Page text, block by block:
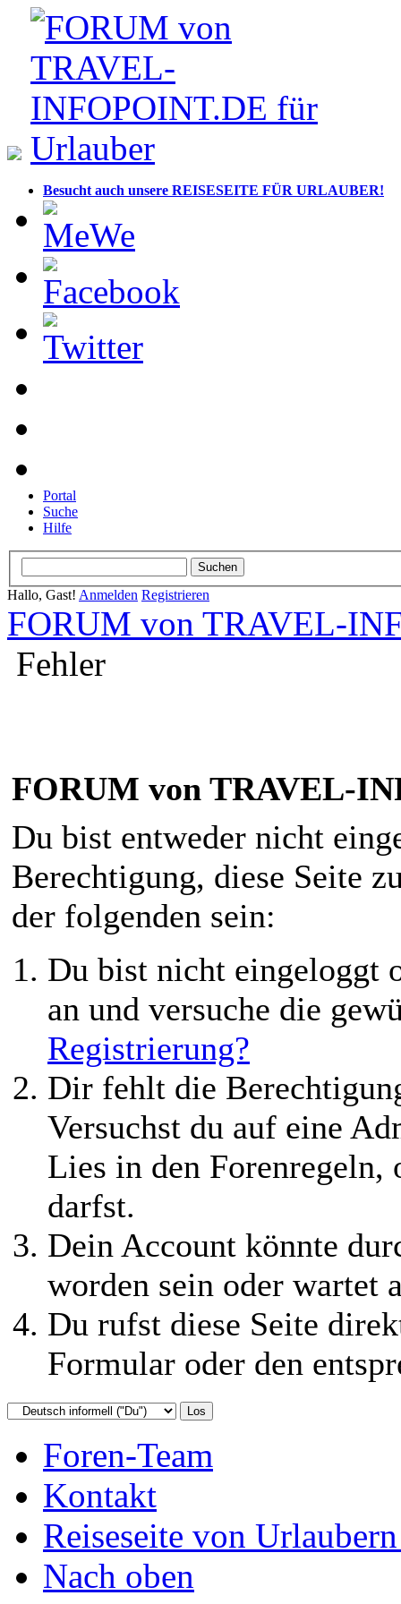
Besucht auch unsere REISESEITE FÜR URLAUBER!
Portal
Suche
Hilfe
Hallo, Gast! Anmelden Registrieren
FORUM von TRAVEL-
Fehler
FORUM von TRAVEL-
Du bist entweder nicht
Berechtigung, diese Seite
der folgenden sein:
Du bist nicht eingeloggt
an und versuche die
Registrierung?
Dir fehlt die
Versuchst du auf eine
Lies in den Forenregeln,
darfst.
Dein Account könnte
worden sein oder wartet
Du rufst diese Seite
Formular oder den
Foren-Team
Kontakt
Reiseseite von
Nach oben